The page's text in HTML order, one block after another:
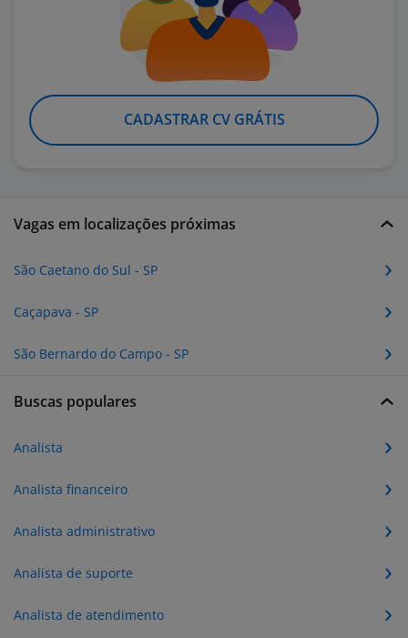
CADASTRAR CV GRÁTIS
Vagas em localizações próximas
São Caetano do Sul - SP
Caçapava - SP
São Bernardo do Campo - SP
Buscas populares
Analista
Analista financeiro
Analista administrativo
Analista de suporte
Analista de atendimento